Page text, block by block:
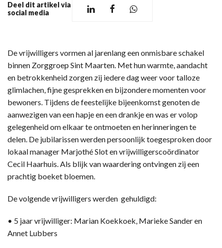
Deel dit artikel via
social media
De vrijwilligers vormen al jarenlang een onmisbare schakel
binnen Zorggroep Sint Maarten. Met hun warmte, aandacht
en betrokkenheid zorgen zij iedere dag weer voor talloze
glimlachen, fijne gesprekken en bijzondere momenten voor
bewoners. Tijdens de feestelijke bijeenkomst genoten de
aanwezigen van een hapje en een drankje en was er volop
gelegenheid om elkaar te ontmoeten en herinneringen te
delen. De jubilarissen werden persoonlijk toegesproken door
lokaal manager Marjothé Slot en vrijwilligerscoördinator
Cecil Haarhuis. Als blijk van waardering ontvingen zij een
prachtig boeket bloemen.
De volgende vrijwilligers werden gehuldigd:
• 5 jaar vrijwilliger: Marian Koekkoek, Marieke Sander en
Annet Lubbers